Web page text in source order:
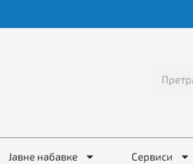
Јавне набавке Сервиси